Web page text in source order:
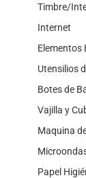
Timbre/
Internet
Elementos
Utensilios
Botes de
Vajilla y
Maquina
Papel